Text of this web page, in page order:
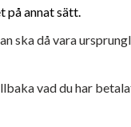
på annat sätt.
ska då vara
vad du har